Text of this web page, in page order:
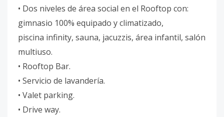
• Dos niveles de área social en el Rooftop con:
gimnasio 100% equipado y climatizado,
piscina infinity, sauna, jacuzzis, área infantil, salón
multiuso.
• Rooftop Bar.
• Servicio de lavandería.
• Valet parking.
• Drive way.